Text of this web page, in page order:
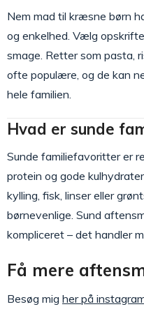
Nem mad til kræsne børn
og enkelhed. Vælg
smage. Retter som pasta,
ofte populære, og de kan
hele familien.
Hvad er sunde
Sunde familiefavoritter er
protein og gode
kylling, fisk, linser eller
børnevenlige. Sund
kompliceret – det handler
Få mere
Besøg mig her på